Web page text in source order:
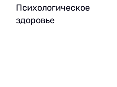
Психологическое
здоровье